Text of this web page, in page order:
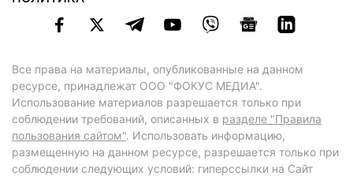
Все права на материалы, опубликованные на данном
ресурсе, принадлежат ООО "ФОКУС МЕДИА".
Использование материалов разрешается только при
соблюдении требований, описанных в разделе "Правила
пользования сайтом". Использовать информацию,
размещенную на данном ресурсе, разрешается только при
соблюдении следующих условий: гиперссылки на Сайт